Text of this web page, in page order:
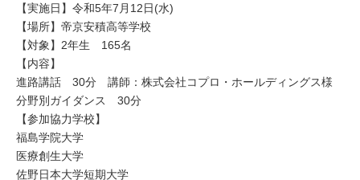
【実施日】令和5年7月12日(水)
【場所】帝京安積高等学校
【対象】2年生 165名
【内容】
進路講話 30分 講師：株式会社コプロ・ホールディングス様
分野別ガイダンス 30分
【参加協力学校】
福島学院大学
医療創生大学
佐野日本大学短期大学